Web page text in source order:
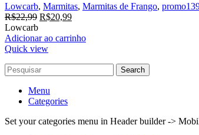
Lowcarb, Marmitas, Marmitas de Frango,
R$22,99 R$20,99
Lowcarb
Adicionar ao carrinho
Quick view
Search
Menu
Categories
Set your categories menu in Header builder ->